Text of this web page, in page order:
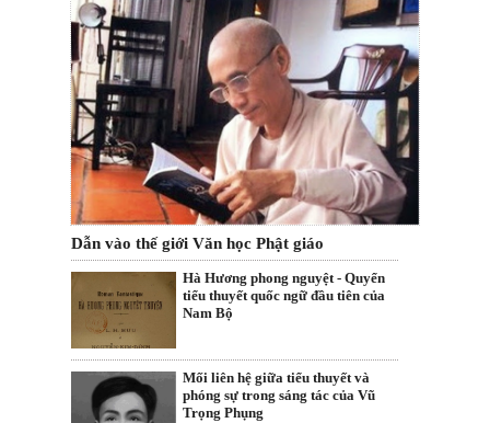
Dẫn vào thế giới Văn học Phật giáo
Hà Hương phong nguyệt - Quyển
tiểu thuyết quốc ngữ đầu tiên của
Nam Bộ
Mối liên hệ giữa tiểu thuyết và
phóng sự trong sáng tác của Vũ
Trọng Phụng